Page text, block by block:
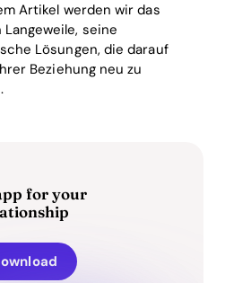
Artikel werden wir das
seine
Lösungen, die darauf
Beziehung neu zu
for your